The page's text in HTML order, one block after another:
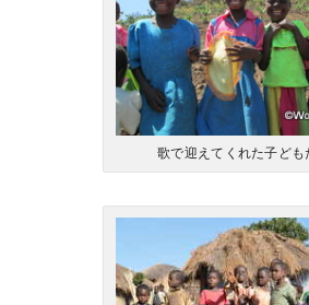
歌で迎えてくれた子ども